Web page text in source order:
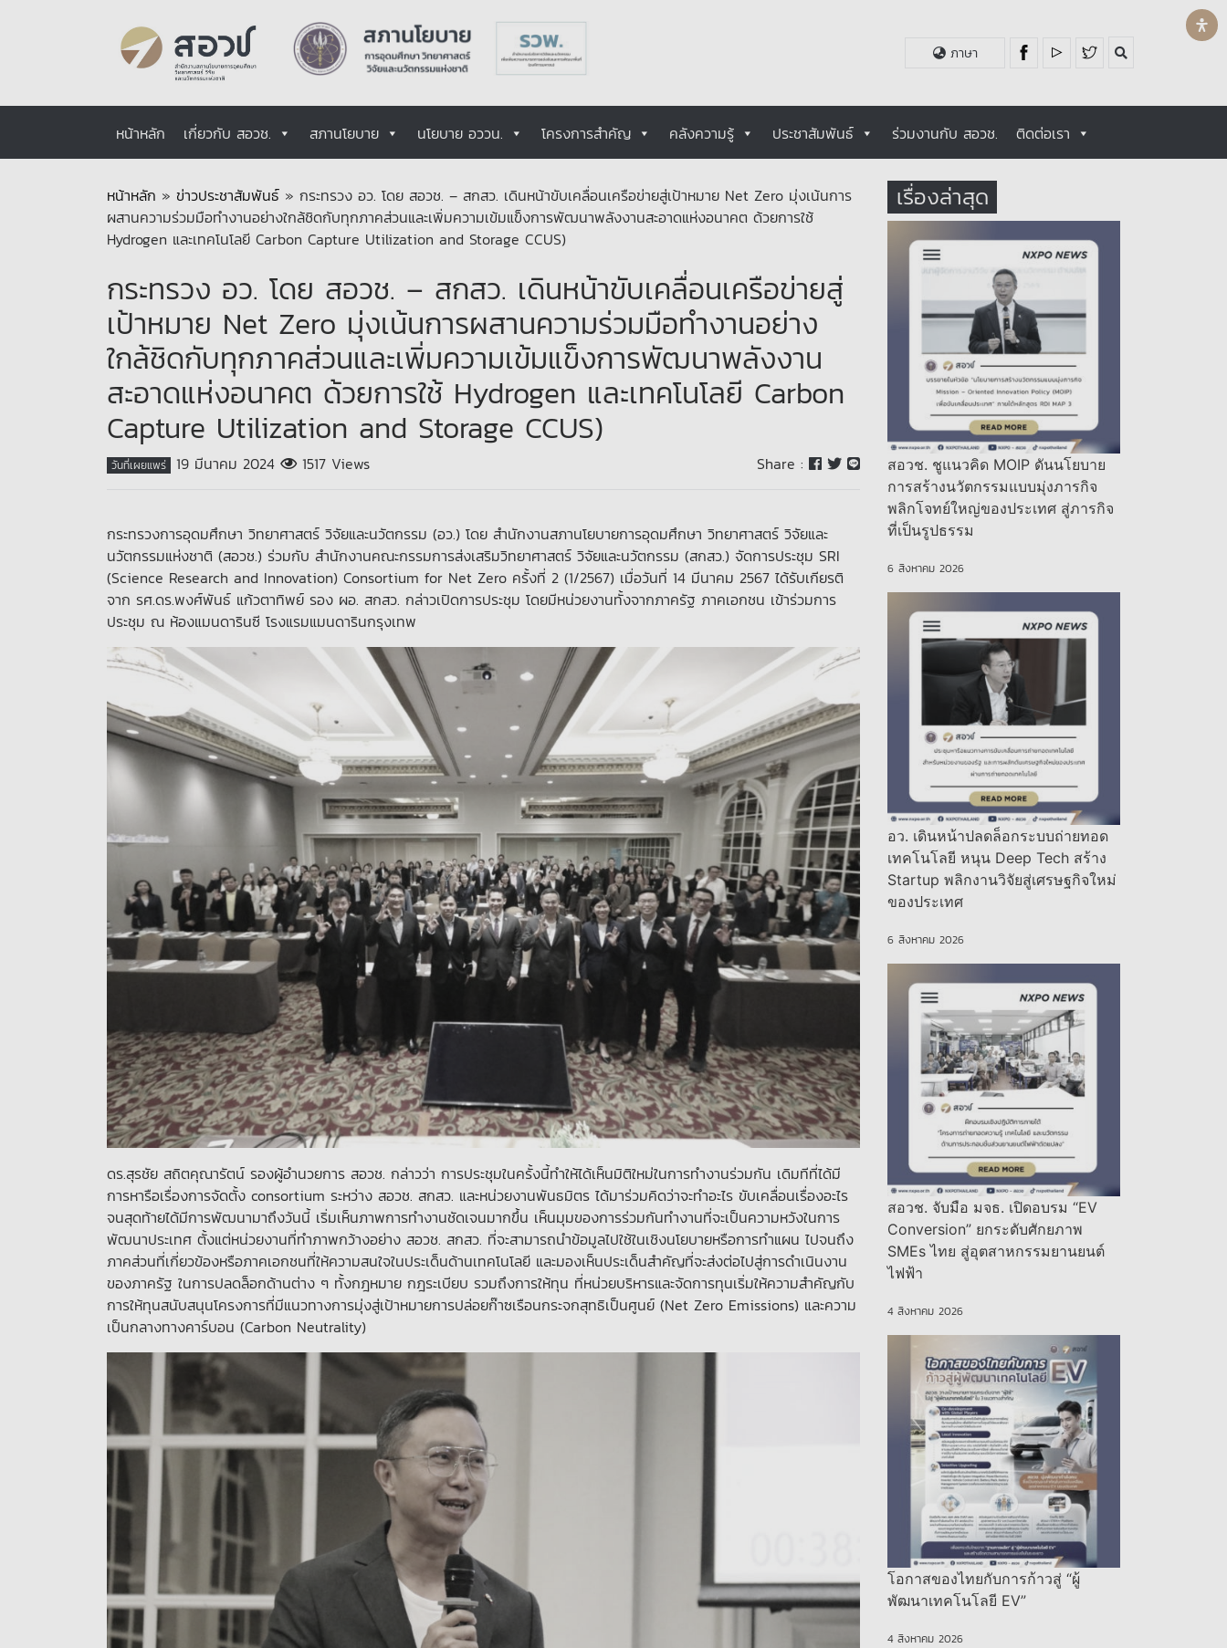
ภาษา
หน้าหลัก เกี่ยวกับ สอวช. สภานโยบาย นโยบาย อววน. โครงการสำคัญ คลังความรู้ ประชาสัมพันธ์ ร่วมงานกับ สอวช. ติดต่อเรา
หน้าหลัก » ข่าวประชาสัมพันธ์ » กระทรวง อว. โดย สอวช. – สกสว. เดินหน้าขับเคลื่อนเครือข่ายสู่เป้าหมาย Net Zero มุ่งเน้นการ
ผสานความร่วมมือทำงานอย่างใกล้ชิดกับทุกภาคส่วนและเพิ่มความเข้มแข็งการพัฒนาพลังงานสะอาดแห่งอนาคต ด้วยการใช้
Hydrogen และเทคโนโลยี Carbon Capture Utilization and Storage CCUS)
กระทรวง อว. โดย สอวช. – สกสว. เดินหน้าขับเคลื่อนเครือข่ายสู่
เป้าหมาย Net Zero มุ่งเน้นการผสานความร่วมมือทำงานอย่าง
ใกล้ชิดกับทุกภาคส่วนและเพิ่มความเข้มแข็งการพัฒนาพลังงาน
สะอาดแห่งอนาคต ด้วยการใช้ Hydrogen และเทคโนโลยี Carbon
Capture Utilization and Storage CCUS)
วันที่เผยแพร่ 19 มีนาคม 2024 1517 Views Share :
กระทรวงการอุดมศึกษา วิทยาศาสตร์ วิจัยและนวัตกรรม (อว.) โดย สำนักงานสภานโยบายการอุดมศึกษา วิทยาศาสตร์ วิจัยและ
นวัตกรรมแห่งชาติ (สอวช.) ร่วมกับ สำนักงานคณะกรรมการส่งเสริมวิทยาศาสตร์ วิจัยและนวัตกรรม (สกสว.) จัดการประชุม SRI
(Science Research and Innovation) Consortium for Net Zero ครั้งที่ 2 (1/2567) เมื่อวันที่ 14 มีนาคม 2567 ได้รับเกียรติ
จาก รศ.ดร.พงศ์พันธ์ แก้วตาทิพย์ รอง ผอ. สกสว. กล่าวเปิดการประชุม โดยมีหน่วยงานทั้งจากภาครัฐ ภาคเอกชน เข้าร่วมการ
ประชุม ณ ห้องแมนดารินซี โรงแรมแมนดารินกรุงเทพ
ดร.สุรชัย สถิตคุณารัตน์ รองผู้อำนวยการ สอวช. กล่าวว่า การประชุมในครั้งนี้ทำให้ได้เห็นมิติใหม่ในการทำงานร่วมกัน เดิมทีที่ได้มี
การหารือเรื่องการจัดตั้ง consortium ระหว่าง สอวช. สกสว. และหน่วยงานพันธมิตร ได้มาร่วมคิดว่าจะทำอะไร ขับเคลื่อนเรื่องอะไร
จนสุดท้ายได้มีการพัฒนามาถึงวันนี้ เริ่มเห็นภาพการทำงานชัดเจนมากขึ้น เห็นมุมของการร่วมกันทำงานที่จะเป็นความหวังในการ
พัฒนาประเทศ ตั้งแต่หน่วยงานที่ทำภาพกว้างอย่าง สอวช. สกสว. ที่จะสามารถนำข้อมูลไปใช้ในเชิงนโยบายหรือการทำแผน ไปจนถึง
ภาคส่วนที่เกี่ยวข้องหรือภาคเอกชนที่ให้ความสนใจในประเด็นด้านเทคโนโลยี และมองเห็นประเด็นสำคัญที่จะส่งต่อไปสู่การดำเนินงาน
ของภาครัฐ ในการปลดล็อกด้านต่าง ๆ ทั้งกฎหมาย กฎระเบียบ รวมถึงการให้ทุน ที่หน่วยบริหารและจัดการทุนเริ่มให้ความสำคัญกับ
การให้ทุนสนับสนุนโครงการที่มีแนวทางการมุ่งสู่เป้าหมายการปล่อยก๊าซเรือนกระจกสุทธิเป็นศูนย์ (Net Zero Emissions) และความ
เป็นกลางทางคาร์บอน (Carbon Neutrality)
เรื่องล่าสุด
สอวช. ชูแนวคิด MOIP ดันนโยบาย
การสร้างนวัตกรรมแบบมุ่งภารกิจ
พลิกโจทย์ใหญ่ของประเทศ สู่ภารกิจ
ที่เป็นรูปธรรม
6 สิงหาคม 2026
อว. เดินหน้าปลดล็อกระบบถ่ายทอด
เทคโนโลยี หนุน Deep Tech สร้าง
Startup พลิกงานวิจัยสู่เศรษฐกิจใหม่
ของประเทศ
6 สิงหาคม 2026
สอวช. จับมือ มจธ. เปิดอบรม “EV
Conversion” ยกระดับศักยภาพ
SMEs ไทย สู่อุตสาหกรรมยานยนต์
ไฟฟ้า
4 สิงหาคม 2026
โอกาสของไทยกับการก้าวสู่ “ผู้
พัฒนาเทคโนโลยี EV”
4 สิงหาคม 2026